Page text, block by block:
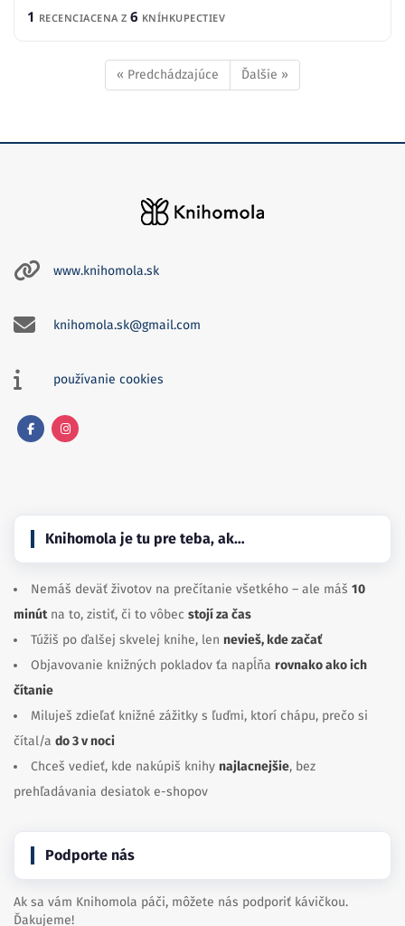
1 RECENCIACENA Z 6 KNÍHKUPECTIEV
« Predchádzajúce Ďalšie »
www.knihomola.sk
knihomola.sk@gmail.com
používanie cookies
Knihomola je tu pre teba, ak…
Nemáš deväť životov na prečítanie všetkého – ale máš 10
minútna to, zistiť, či to vôbec stojí za čas
Túžiš po ďalšej skvelej knihe, len nevieš, kde začať
Objavovanie knižných pokladov ťa napĺňa rovnako ako ich
čítanie
Miluješ zdieľať knižné zážitky s ľuďmi, ktorí chápu, prečo si
čítal/a do 3 v noci
Chceš vedieť, kde nakúpiš knihy najlacnejšie, bez
prehľadávania desiatok e-shopov
Podporte nás
Ak sa vám Knihomola páči, môžete nás podporiť kávičkou.
Ďakujeme!